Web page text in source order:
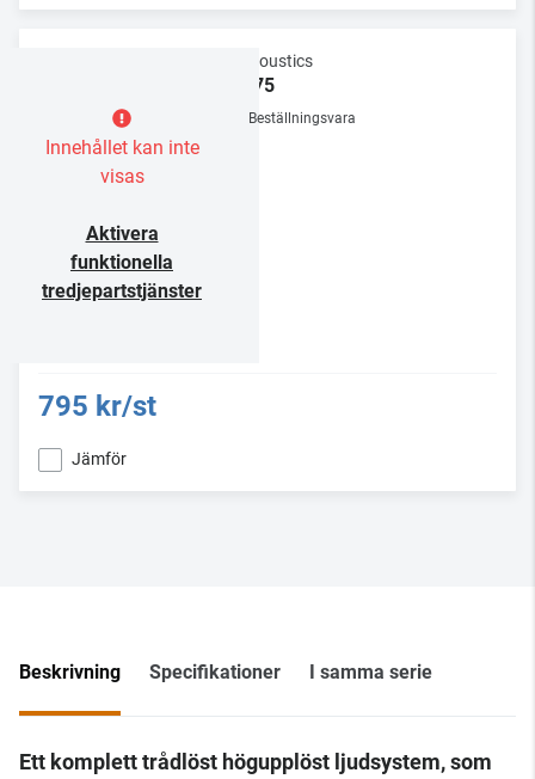
Innehållet kan inte
visas
Aktivera
funktionella
tredjepartstjänster
Q Acoustics
WB75
Beställningsvara
795 kr/st
Jämför
Beskrivning Specifikationer I samma serie
Ett komplett trådlöst högupplöst ljudsystem, som